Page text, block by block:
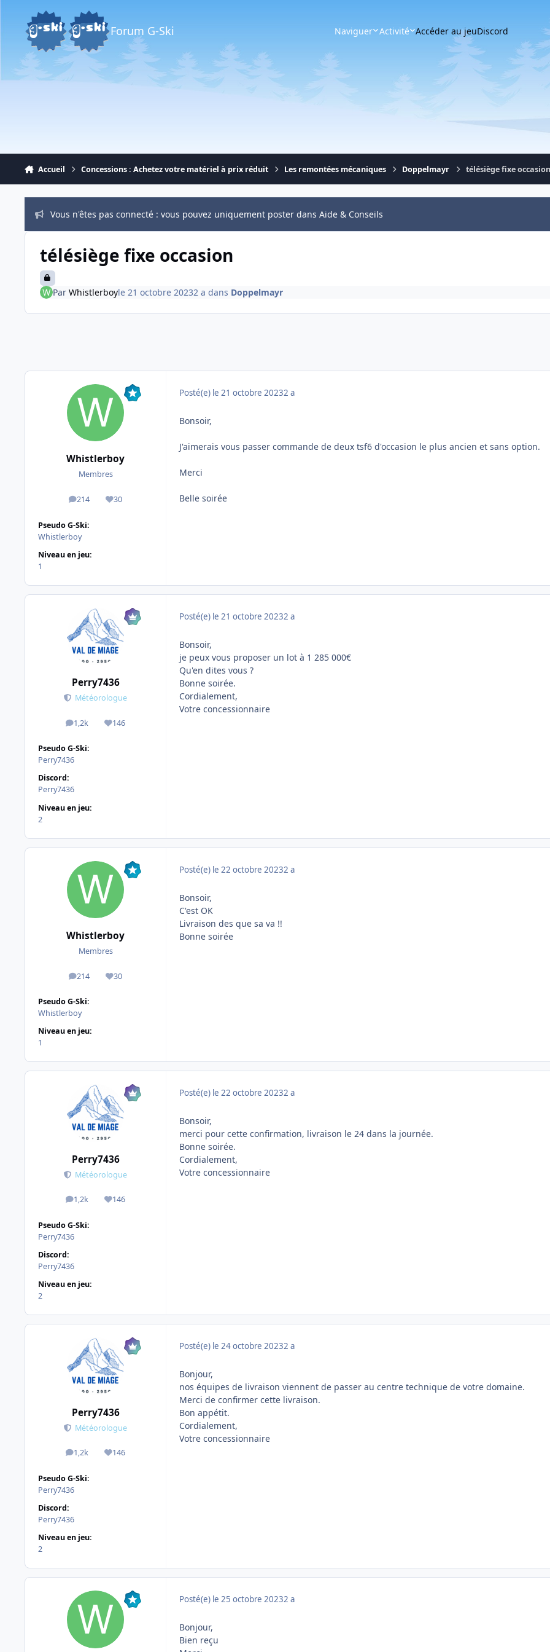
Forum G-Ski Naviguer Activité Accéder au jeuDiscord
Accueil Concessions : Achetez votre matériel à prix réduit Les remontées mécaniques Doppelmayr télésiège fixe occasion
Vous n'êtes pas connecté : vous pouvez uniquement poster dans Aide & Conseils
télésiège fixe occasion
Par Whistlerboyle 21 octobre 20232 a dans Doppelmayr
Whistlerboy
Membres
214
messages30
Réputation
Pseudo G-Ski:
Whistlerboy
Niveau en jeu:
1
Posté(e) le 21 octobre 20232 a
Bonsoir,
J'aimerais vous passer commande de deux tsf6 d'occasion le plus ancien et sans option.
Merci
Belle soirée
Perry7436
Météorologue
1,2k
messages146
Réputation
Pseudo G-Ski:
Perry7436
Discord:
Perry7436
Niveau en jeu:
2
Posté(e) le 21 octobre 20232 a
Bonsoir,
je peux vous proposer un lot à 1 285 000€
Qu'en dites vous ?
Bonne soirée.
Cordialement,
Votre concessionnaire
Whistlerboy
Membres
214
messages30
Réputation
Pseudo G-Ski:
Whistlerboy
Niveau en jeu:
1
Posté(e) le 22 octobre 20232 a
Bonsoir,
C'est OK
Livraison des que sa va !!
Bonne soirée
Perry7436
Météorologue
1,2k
messages146
Réputation
Pseudo G-Ski:
Perry7436
Discord:
Perry7436
Niveau en jeu:
2
Posté(e) le 22 octobre 20232 a
Bonsoir,
merci pour cette confirmation, livraison le 24 dans la journée.
Bonne soirée.
Cordialement,
Votre concessionnaire
Perry7436
Météorologue
1,2k
messages146
Réputation
Pseudo G-Ski:
Perry7436
Discord:
Perry7436
Niveau en jeu:
2
Posté(e) le 24 octobre 20232 a
Bonjour,
nos équipes de livraison viennent de passer au centre technique de votre domaine.
Merci de confirmer cette livraison.
Bon appétit.
Cordialement,
Votre concessionnaire
Posté(e) le 25 octobre 20232 a
Bonjour,
Bien reçu